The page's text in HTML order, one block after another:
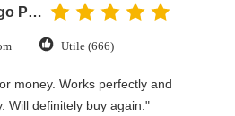
Custom Logo Paper Cardboard Packing Folding White / Black / Rose Gold Luxury Magnetic Gift Box with Ribbon Closure
Utile (666)
money. Works perfectly and
Will definitely buy again."